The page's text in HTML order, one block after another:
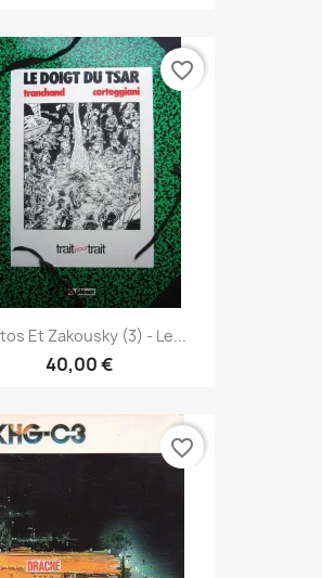
Et Zakousky (3) - Le...
40,00 €
favorite_border
favorite_border